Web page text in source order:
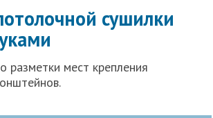
сушилки
разметки мест крепления